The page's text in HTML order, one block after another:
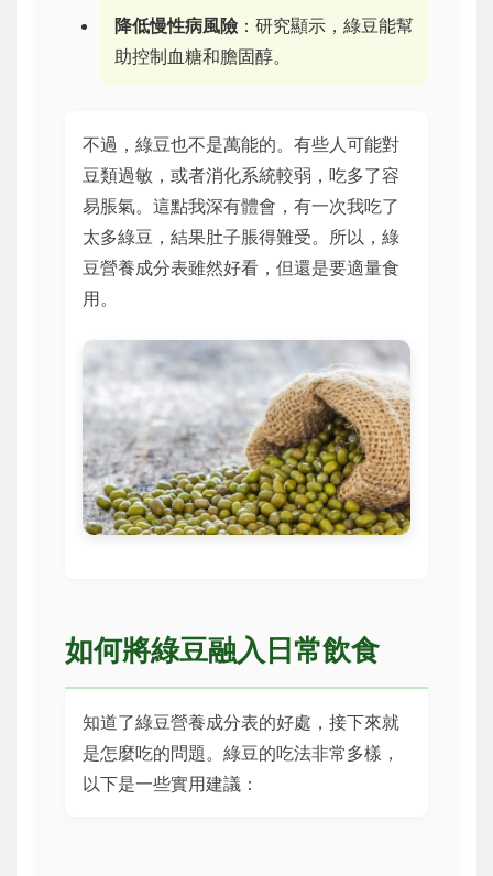
降低慢性病風險：研究顯示，綠豆能幫
助控制血糖和膽固醇。
不過，綠豆也不是萬能的。有些人可能對
豆類過敏，或者消化系統較弱，吃多了容
易脹氣。這點我深有體會，有一次我吃了
太多綠豆，結果肚子脹得難受。所以，綠
豆營養成分表雖然好看，但還是要適量食
用。
如何將綠豆融入日常飲食
知道了綠豆營養成分表的好處，接下來就
是怎麼吃的問題。綠豆的吃法非常多樣，
以下是一些實用建議：